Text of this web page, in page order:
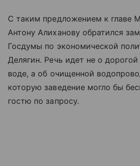
С таким предложением к главе
Антону Алиханову обратился
Госдумы по экономической
Делягин. Речь идет не о
воде, а об очищенной
которую заведение могло бы
гостю по запросу.